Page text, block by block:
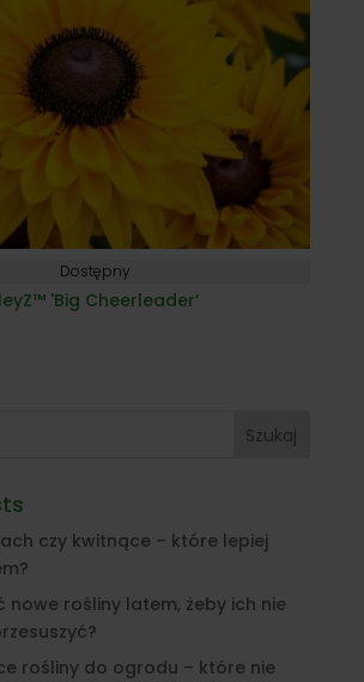
Dostępny
'Big Cheerleader’
Szukaj
czy kwitnące – które lepiej
nowe rośliny latem, żeby ich nie
rośliny do ogrodu – które nie